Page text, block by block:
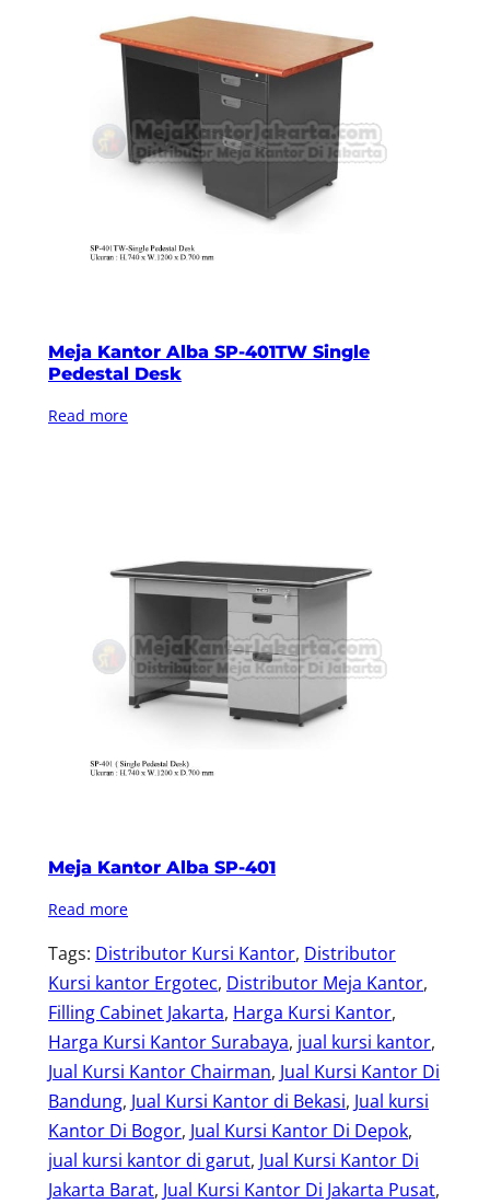
Meja Kantor Alba SP-401TW Single
Pedestal Desk
Read more
Meja Kantor Alba SP-401
Read more
Tags: Distributor Kursi Kantor, Distributor
Kursi kantor Ergotec, Distributor Meja Kantor
Filling Cabinet Jakarta, Harga Kursi Kantor
Harga Kursi Kantor Surabaya, jual kursi kantor
Jual Kursi Kantor Chairman, Jual Kursi Kantor Di
Bandung, Jual Kursi Kantor di Bekasi, Jual kursi
Kantor Di Bogor, Jual Kursi Kantor Di Depok
jual kursi kantor di garut, Jual Kursi Kantor Di
Jakarta Barat, Jual Kursi Kantor Di Jakarta Pusat